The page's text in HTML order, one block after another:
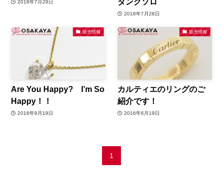
2018年7月29日
2018年7月28日
販売情報
Are You Happy? I’m So
Happy！！
2016年9月19日
販売情報
カルティエのリングのご
紹介です！
2016年6月19日
1